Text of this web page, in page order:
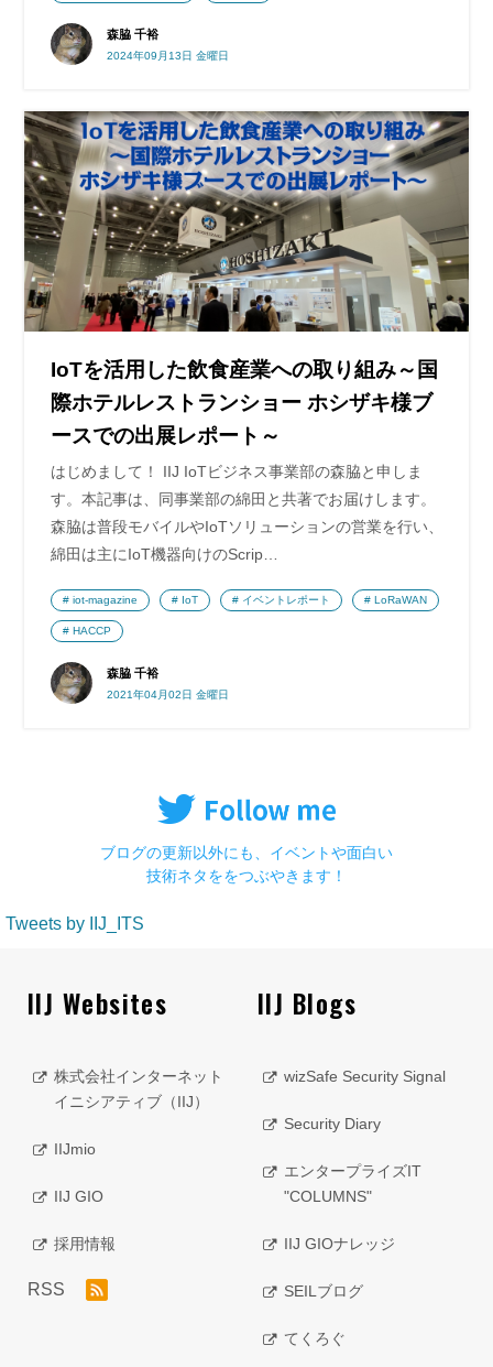
森脇 千裕
2024年09月13日 金曜日
IoTを活用した飲食産業への取り組み～国
際ホテルレストランショー ホシザキ様ブ
ースでの出展レポート～
はじめまして！ IIJ IoTビジネス事業部の森脇と申しま
す。本記事は、同事業部の綿田と共著でお届けします。
森脇は普段モバイルやIoTソリューションの営業を行い、
綿田は主にIoT機器向けのScrip…
森脇 千裕
2021年04月02日 金曜日
iot-magazine IoT イベントレポート LoRaWAN
HACCP
ブログの更新以外にも、イベントや面白い
技術ネタををつぶやきます！
Tweets by IIJ_ITS
IIJ Websites
株式会社インターネット
イニシアティブ（IIJ）
IIJmio
IIJ GIO
採用情報
RSS
IIJ Blogs
wizSafe Security Signal
Security Diary
エンタープライズIT
"COLUMNS"
IIJ GIOナレッジ
SEILブログ
てくろぐ